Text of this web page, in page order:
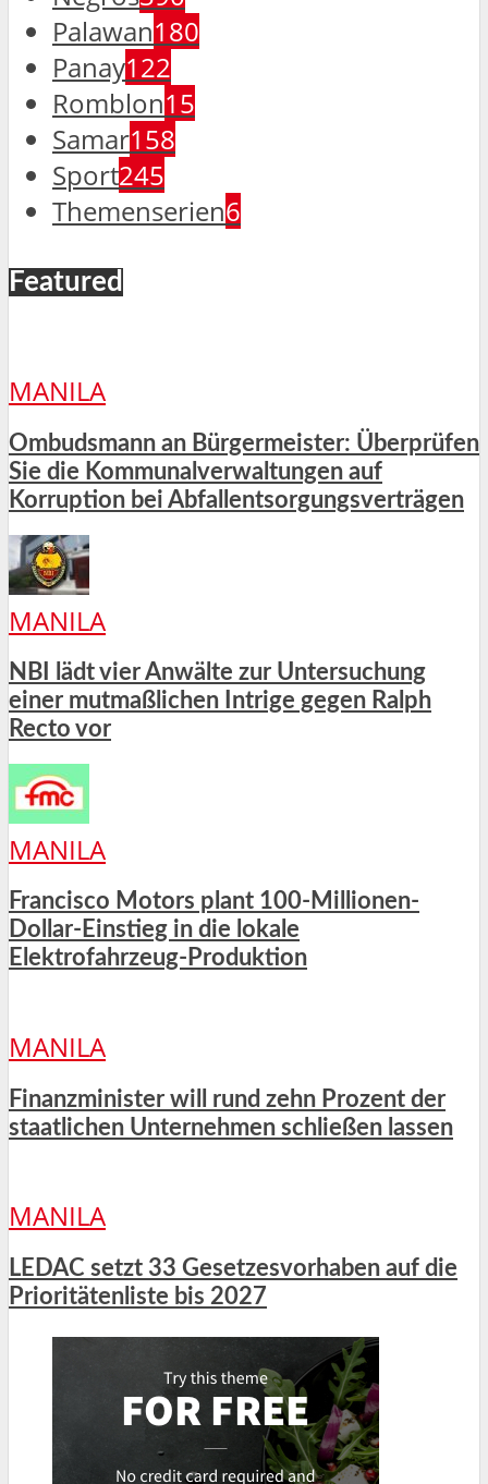
Palawan180
Panay122
Romblon15
Samar158
Sport245
Themenserien6
Featured
MANILA
Ombudsmann an Bürgermeister: Überprüfen
Sie die Kommunalverwaltungen auf
Korruption bei Abfallentsorgungsverträgen
MANILA
NBI lädt vier Anwälte zur Untersuchung
einer mutmaßlichen Intrige gegen Ralph
Recto vor
MANILA
Francisco Motors plant 100-Millionen-
Dollar-Einstieg in die lokale
Elektrofahrzeug-Produktion
MANILA
Finanzminister will rund zehn Prozent der
staatlichen Unternehmen schließen lassen
MANILA
LEDAC setzt 33 Gesetzesvorhaben auf die
Prioritätenliste bis 2027